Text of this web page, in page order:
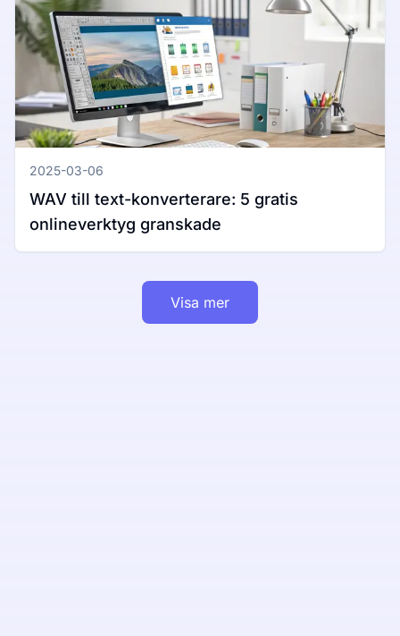
2025-03-06
WAV till text-konverterare: 5 gratis
onlineverktyg granskade
Visa mer